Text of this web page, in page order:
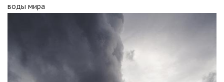
воды мира